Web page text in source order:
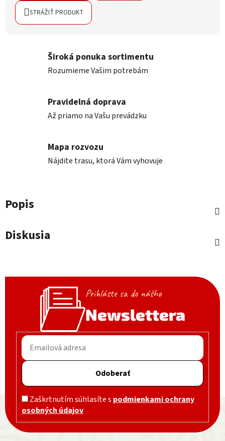
STRÁŽIŤ PRODUKT
Široká ponuka sortimentu
Rozumieme Vašim potrebám
Pravidelná doprava
Až priamo na Vašu prevádzku
Mapa rozvozu
Nájdite trasu, ktorá Vám vyhovuje
Popis
Diskusia
Prihláste sa do nášho
Newslettera
Odoberať
Zaškrtnutím súhlasíte s podmienkami ochrany
osobných údajov
Zápätie